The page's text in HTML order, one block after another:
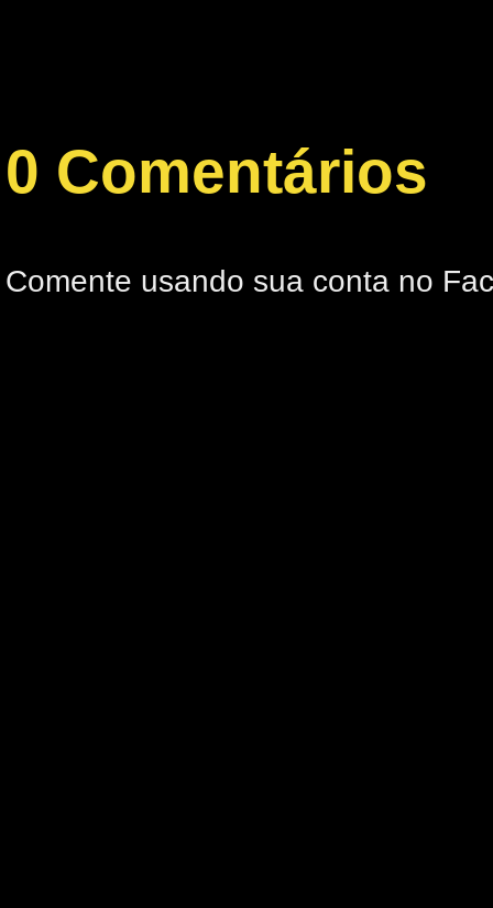
0 Comentários
Comente usando sua conta no